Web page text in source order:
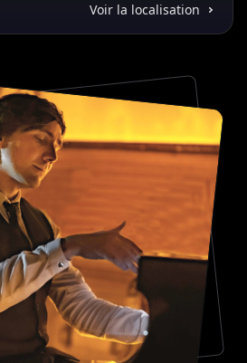
Voir la localisation